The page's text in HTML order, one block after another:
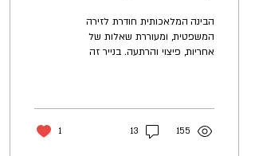
מלאכותית בתובענות ייצוגיות
הבינה המלאכותית חודרת לזירה
המשפטית, ומעוררת שאלות של
אחריות, פיצוי והרתעה. בנייר זה
155
13
1